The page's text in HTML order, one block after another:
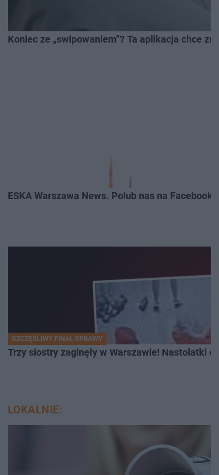
Koniec ze „swipowaniem”? Ta aplikacja chce
ESKA Warszawa News. Polub nas na
SZCZĘŚLIWY FINAŁ SPRAWY
Trzy siostry zaginęły w Warszawie! Nastolatki
LOKALNIE: